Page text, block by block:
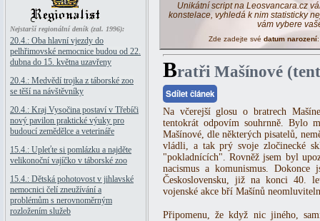
Nejstarší regionální deník (zal. 1996):
20.4.: Oba hlavní vjezdy do
pelhřimovské nemocnice budou od 22.
dubna do 15. května uzavřeny
20.4.: Medvědí trojka z táborské zoo
se těší na návštěvníky
20.4.: Kraj Vysočina postaví v Třebíči
nový pavilon praktické výuky pro
budoucí zemědělce a veterináře
15.4.: Upleťte si pomlázku a najděte
velikonoční vajíčko v táborské zoo
15.4.: Dětská pohotovost v jihlavské
nemocnici čelí zneužívání a
problémům s nerovnoměrným
rozložením služeb
Unikátní script na Leosvancara.cz
konstelace, vyhledá k nim statisticky
vám vybere
Zde zadejte své datum narození
Bratři Mašínové
Sdílet článek
Na včerejší glosu o bratrech
tentokrát odpovím souhrnně. Bylo
Mašínové, dle některých pisatelů,
vládli, a tak prý svoje zločinecké
"pokladnících". Rovněž jsem byl
nacismus a komunismus.
Československu, již na konci 40.
vojenské akce bří Mašínů
Připomenu, že když nic jiného,